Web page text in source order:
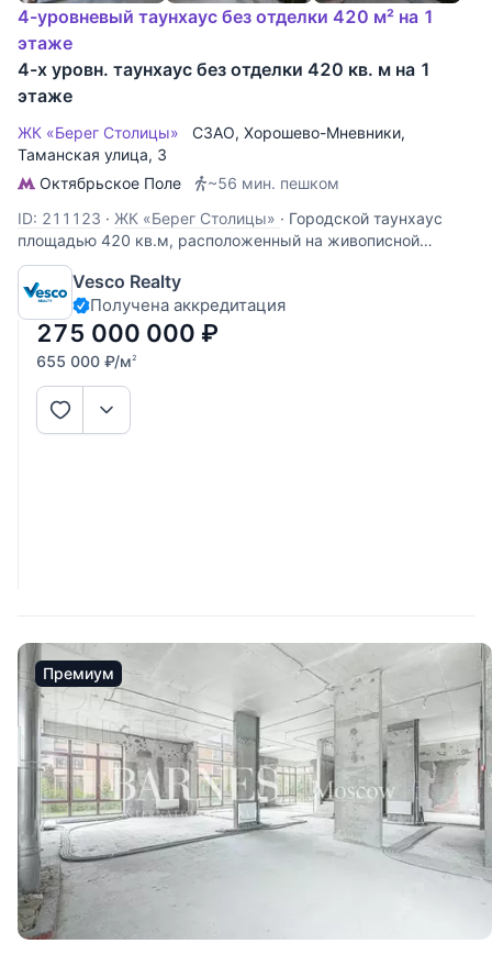
4-уровневый таунхаус без отделки 420 м² на 1
этаже
4-х уровн. таунхаус без отделки 420 кв. м на 1
этаже
ЖК «Берег Столицы» СЗАО, Хорошево-Мневники,
Таманская улица, 3
Октябрьское Поле
~56 мин. пешком
ID: 211123 · ЖК «Берег Столицы» · Городской таунхаус
площадью 420 кв.м, расположенный на живописной
территории Серебряного бора в комплексе делюкс-класса
«Берег Столицы». Уникальная локация: формат городской
виллы в границах старой Москвы в 10 км от Кремля, особо
охраняемая
Vesco Realty
Получена аккредитация
275 000 000 ₽
655 000 ₽/м2
Премиум